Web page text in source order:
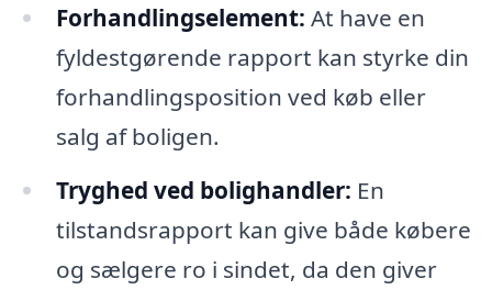
Forhandlingselement: At have en
fyldestgørende rapport kan styrke din
forhandlingsposition ved køb eller
salg af boligen.
Tryghed ved bolighandler: En
tilstandsrapport kan give både købere
og sælgere ro i sindet, da den giver